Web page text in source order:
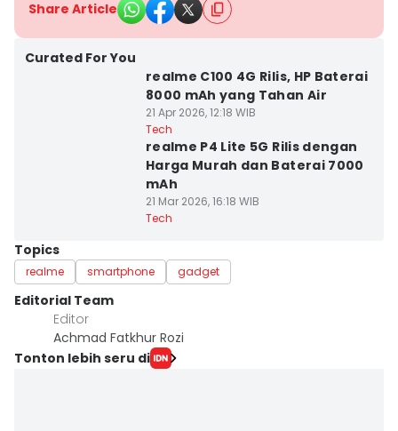
Share Article
Curated For You
realme C100 4G Rilis, HP Baterai
8000 mAh yang Tahan Air
21 Apr 2026, 12:18 WIB
Tech
realme P4 Lite 5G Rilis dengan
Harga Murah dan Baterai 7000
mAh
21 Mar 2026, 16:18 WIB
Tech
Topics
realme smartphone gadget
Editorial Team
Editor
Achmad Fatkhur Rozi
Tonton lebih seru di